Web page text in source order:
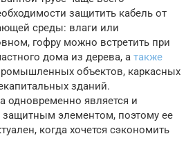
защитить кабель от
среды: влаги или
гофру можно встретить при
дома из дерева, а также
объектов, каркасных
зданий.
одновременно является и
элементом, поэтому ее
когда хочется сэкономить